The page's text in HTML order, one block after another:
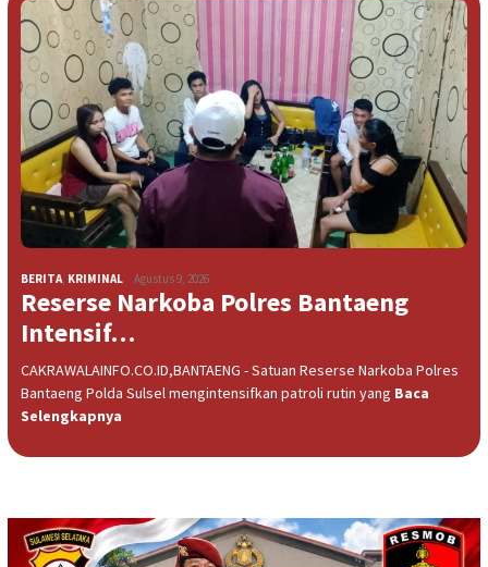
BERITA, KRIMINAL Agustus 9, 2026
Reserse Narkoba Polres Bantaeng
Intensif…
CAKRAWALAINFO.CO.ID,BANTAENG - Satuan Reserse Narkoba Polres
Bantaeng Polda Sulsel mengintensifkan patroli rutin yang Baca
Selengkapnya